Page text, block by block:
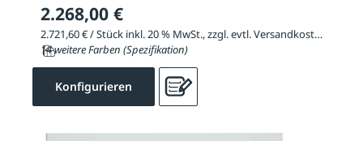
2.268,00 €
2.721,60 € / Stück inkl. 20 % MwSt., zzgl. evtl. Versandkosten
14 weitere Farben (Spezifikation)
Konfigurieren